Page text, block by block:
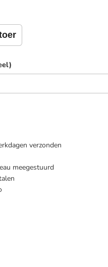
verzonden
meegestuurd